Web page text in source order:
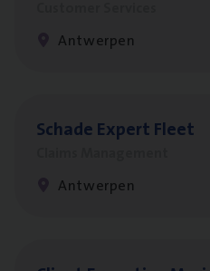
Antwerpen
Scha­de Expert Fleet
Antwerpen